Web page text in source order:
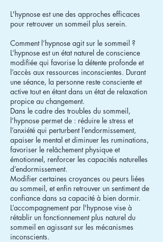
L'hypnose est une des approches efficaces
pour retrouver un sommeil plus serein.
Comment l’hypnose agit sur le sommeil ?
L’hypnose est un état naturel de conscience
modifiée qui favorise la détente profonde et
l’accès aux ressources inconscientes. Durant
une séance, la personne reste consciente et
active tout en étant dans un état de relaxation
propice au changement.
Dans le cadre des troubles du sommeil,
l’hypnose permet de : réduire le stress et
l’anxiété qui perturbent l’endormissement,
apaiser le mental et diminuer les ruminations,
favoriser le relâchement physique et
émotionnel, renforcer les capacités naturelles
d’endormissement.
Modifier certaines croyances ou peurs liées
au sommeil, et enfin retrouver un sentiment de
confiance dans sa capacité à bien dormir.
L’accompagnement par l'hypnose vise à
rétablir un fonctionnement plus naturel du
sommeil en agissant sur les mécanismes
inconscients.